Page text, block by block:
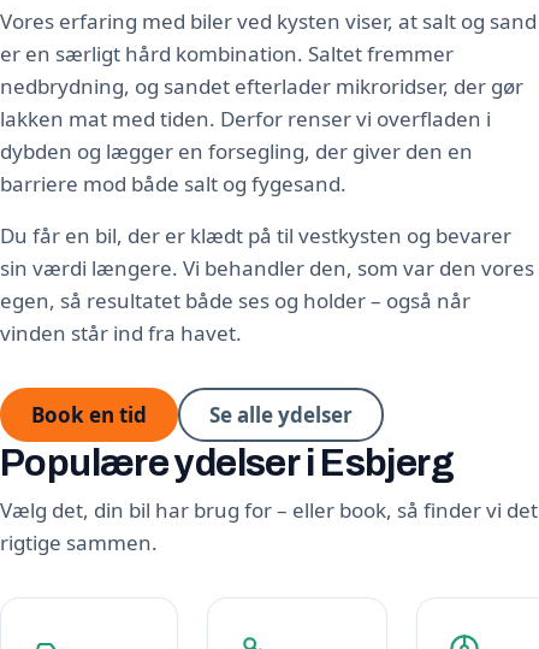
Vores erfaring med biler ved kysten viser, at salt og sand
er en særligt hård kombination. Saltet fremmer
nedbrydning, og sandet efterlader mikroridser, der gør
lakken mat med tiden. Derfor renser vi overfladen i
dybden og lægger en forsegling, der giver den en
barriere mod både salt og fygesand.
Du får en bil, der er klædt på til vestkysten og bevarer
sin værdi længere. Vi behandler den, som var den vores
egen, så resultatet både ses og holder – også når
vinden står ind fra havet.
Book en tid Se alle ydelser
Populære ydelser i Esbjerg
Vælg det, din bil har brug for – eller book, så finder vi det
rigtige sammen.